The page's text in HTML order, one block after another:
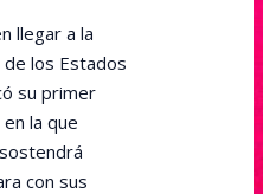
llegar a la
de los Estados
su primer
la que
con sus